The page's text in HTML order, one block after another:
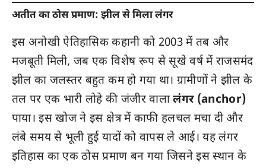
अतीत का ठोस प्रमाण: झील से मिला लंगर
इस अनोखी ऐतिहासिक कहानी को 2003 में तब और
मजबूती मिली, जब एक विशेष रूप से सूखे वर्ष में राजसमंद
झील का जलस्तर बहुत कम हो गया था। ग्रामीणों ने झील के
तल पर एक भारी लोहे की जंजीर वालालंगर (anchor)
पाया। इस खोज ने इस क्षेत्र में काफी हलचल मचा दी और
लंबे समय से भूली हुई यादों को वापस ले आई। यह लंगर
इतिहास का एक ठोस प्रमाण बन गया जिसने इस स्थान के